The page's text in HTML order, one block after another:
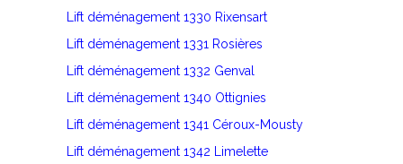
Lift déménagement 1330 Rixensart
Lift déménagement 1331 Rosières
Lift déménagement 1332 Genval
Lift déménagement 1340 Ottignies
Lift déménagement 1341 Céroux-Mousty
Lift déménagement 1342 Limelette